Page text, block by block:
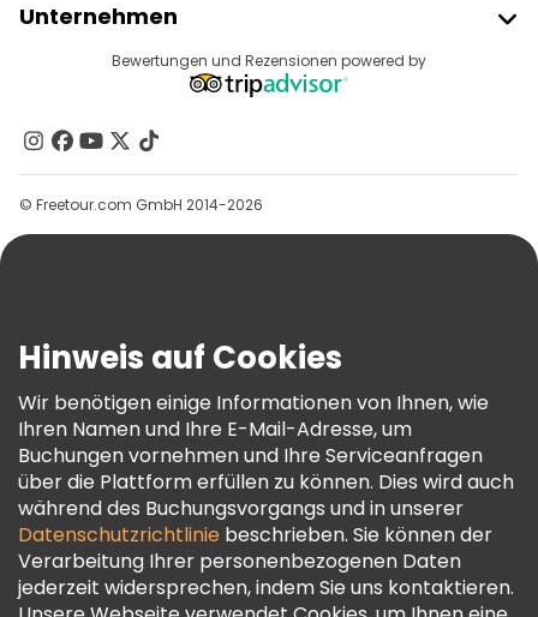
Anbieter-Anmeldung
Affiliate-Programm
Unternehmen
Reiseziele
Kontakt
Gruppen
Hilfe
AGB Und Rechtliches
Cookie-Richtlinie
Freetour Auszeichnungen
Treueprogramm
Bewertungen und Rezensionen powered by
© Freetour.com GmbH 2014-2026
Hinweis auf Cookies
Wir benötigen einige Informationen von Ihnen, wie
Ihren Namen und Ihre E-Mail-Adresse, um
Buchungen vornehmen und Ihre Serviceanfragen
über die Plattform erfüllen zu können. Dies wird auch
während des Buchungsvorgangs und in unserer
Datenschutzrichtlinie beschrieben. Sie können der
Verarbeitung Ihrer personenbezogenen Daten
jederzeit widersprechen, indem Sie uns kontaktieren.